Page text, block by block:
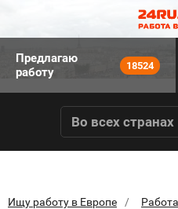
Предлагаю
работу
18524
Во всех странах
Ищу работу в Европе